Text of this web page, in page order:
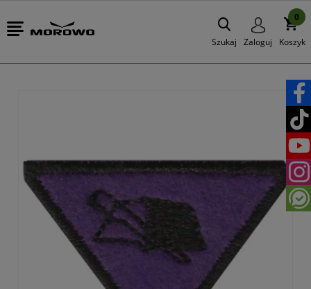
Szukaj Zaloguj Koszyk
0